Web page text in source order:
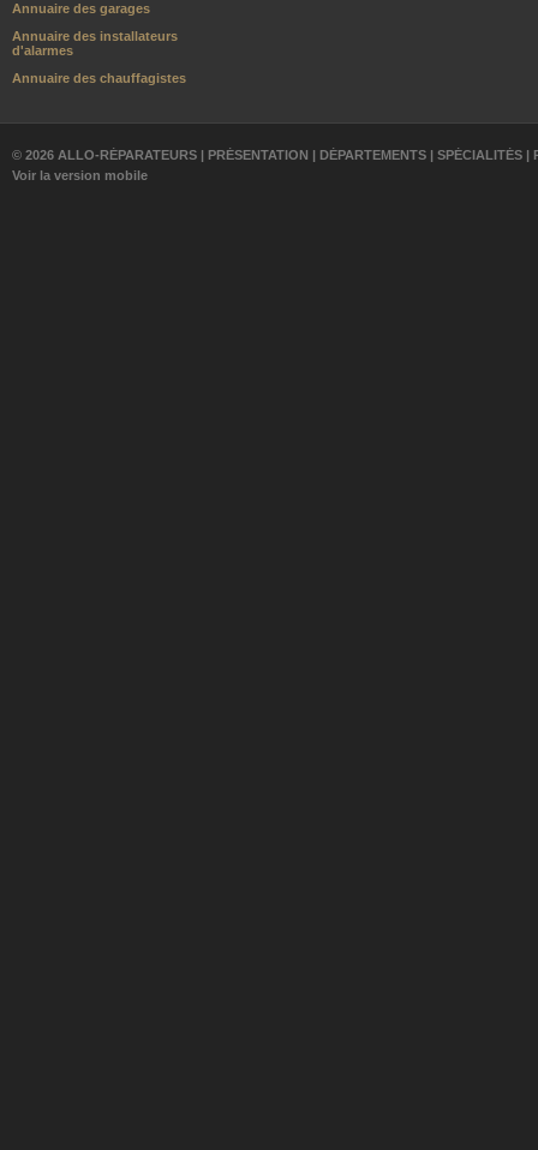
Annuaire des garages
Annuaire des installateurs
d'alarmes
Annuaire des chauffagistes
© 2026 ALLO-RÉPARATEURS | PRÉSENTATION | DÉPARTEMENTS | SPÉCIALITÉS |
Voir la version mobile